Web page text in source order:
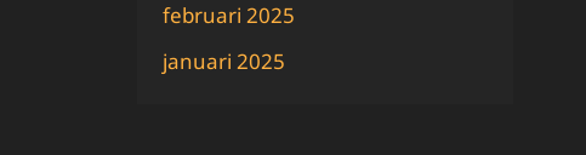
februari 2025
januari 2025